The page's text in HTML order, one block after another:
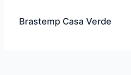
Brastemp Casa Verde